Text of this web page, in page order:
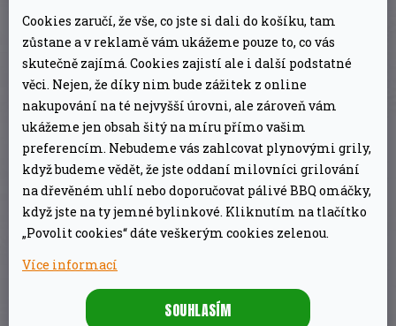
Cookies zaručí, že vše, co jste si dali do košíku, tam
zůstane a v reklamě vám ukážeme pouze to, co vás
skutečně zajímá. Cookies zajistí ale i další podstatné
věci. Nejen, že díky nim bude zážitek z online
nakupování na té nejvyšší úrovni, ale zároveň vám
ukážeme jen obsah šitý na míru přímo vašim
preferencím. Nebudeme vás zahlcovat plynovými grily,
když budeme vědět, že jste oddaní milovníci grilování
na dřevěném uhlí nebo doporučovat pálivé BBQ omáčky,
když jste na ty jemné bylinkové. Kliknutím na tlačítko
„Povolit cookies“ dáte veškerým cookies zelenou.
Více informací
SOUHLASÍM
přímo v grilu. Skvěle se hodí i při marinování či
samotném servírování již hotových
pokrmů. Pekáč je možné kombinovat
se stojanem na žebírka62602.Kompatibilní je s
univerzálním zdvihačem60745.
DOPLŇKOVÉ PARAMETRY
Kategorie
Záruka 2 roky